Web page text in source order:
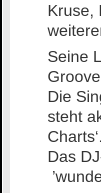
Kruse,
Seine
Die
steht
Charts‘.
Das